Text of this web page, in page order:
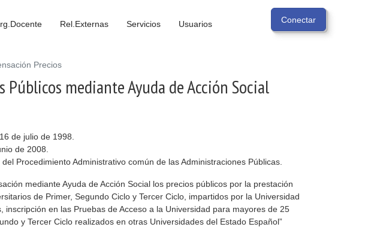
Rel.Externas Servicios Usuarios
Precios
Públicos mediante Ayuda de Acción Social
de julio de 1998.
de 2008.
Procedimiento Administrativo común de las Administraciones Públicas.
mediante Ayuda de Acción Social los precios públicos por la prestación
de Primer, Segundo Ciclo y Tercer Ciclo, impartidos por la Universidad
inscripción en las Pruebas de Acceso a la Universidad para mayores de 25
y Tercer Ciclo realizados en otras Universidades del Estado Español”